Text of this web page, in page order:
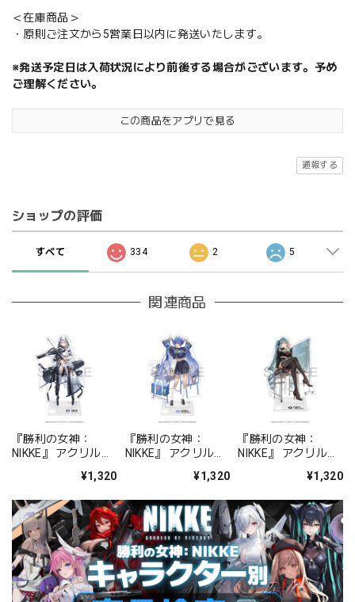
＜在庫商品＞
・原則ご注文から5営業日以内に発送いたします。
※発送予定日は入荷状況により前後する場合がございます。予め
ご理解ください。
この商品をアプリで見る
通報する
ショップの評価
すべて 334 2 5
関連商品
『勝利の女神：
NIKKE』 アクリルス
¥1,320
『勝利の女神：
NIKKE』 アクリルス
ォーチュンメイト
¥1,320
『勝利の女神：
NIKKE』 アクリルス
シャープレッスン
¥1,320